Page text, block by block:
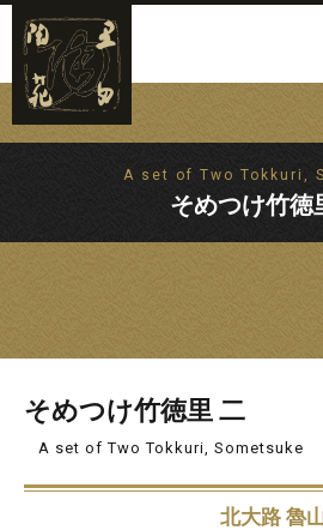
A set of Two Tokkuri,
そめつけ竹徳
そめつけ竹徳里 二
A set of Two Tokkuri, Sometsuke
北大路 魯